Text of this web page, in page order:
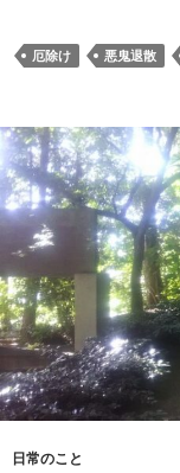
厄除け 悪鬼退散
日常のこと